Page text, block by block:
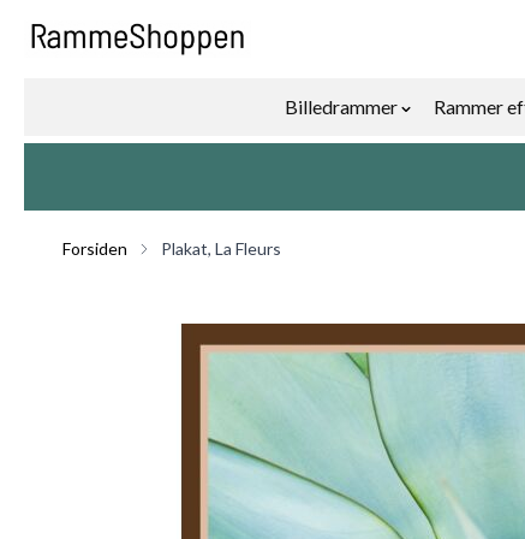
Billedrammer
Rammer
Forsiden Plakat, La Fleurs